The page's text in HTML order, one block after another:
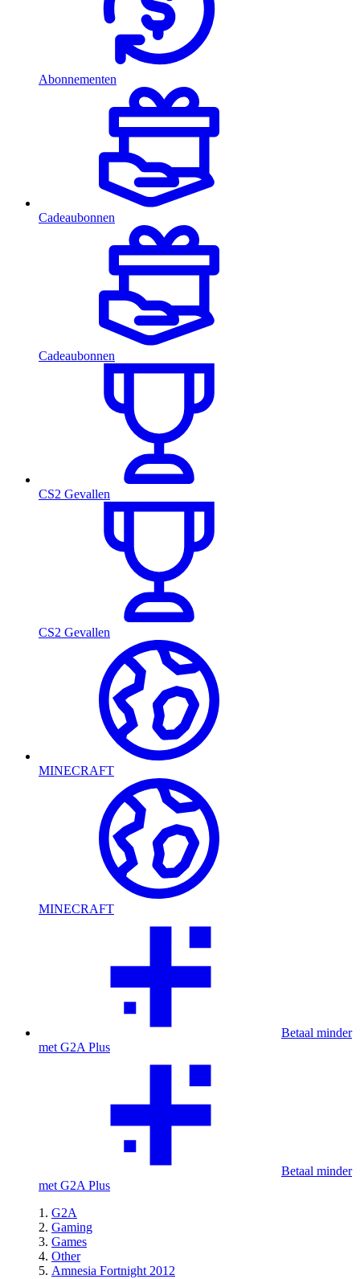
Abonnementen
Cadeaubonnen
Cadeaubonnen
CS2 Gevallen
CS2 Gevallen
MINECRAFT
MINECRAFT
Betaal minder
met G2A Plus
Betaal minder
met G2A Plus
G2A
Gaming
Games
Other
Amnesia Fortnight 2012